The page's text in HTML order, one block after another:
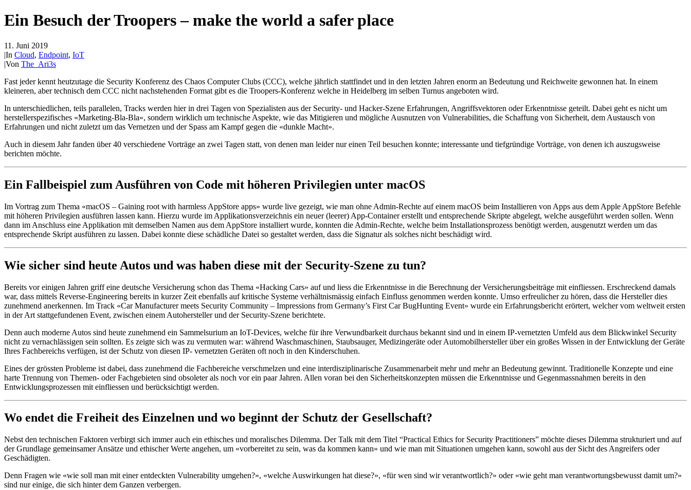
Ein Besuch der Troopers – make the world a safer place
11. Juni 2019
|In Cloud, Endpoint, IoT
|Von The_Ari3s
Fast jeder kennt heutzutage die Security Konferenz des Chaos Computer Clubs (CCC), welche jährlich stattfindet und in den letzten Jahren enorm an Bedeutung und Reichweite gewonnen hat. In einem
kleineren, aber technisch dem CCC nicht nachstehenden Format gibt es die Troopers-Konferenz welche in Heidelberg im selben Turnus angeboten wird.
In unterschiedlichen, teils parallelen, Tracks werden hier in drei Tagen von Spezialisten aus der Security- und Hacker-Szene Erfahrungen, Angriffsvektoren oder Erkenntnisse geteilt. Dabei geht es nicht um
herstellerspezifisches «Marketing-Bla-Bla», sondern wirklich um technische Aspekte, wie das Mitigieren und mögliche Ausnutzen von Vulnerabilities, die Schaffung von Sicherheit, dem Austausch von
Erfahrungen und nicht zuletzt um das Vernetzen und der Spass am Kampf gegen die «dunkle Macht».
Auch in diesem Jahr fanden über 40 verschiedene Vorträge an zwei Tagen statt, von denen man leider nur einen Teil besuchen konnte; interessante und tiefgründige Vorträge, von denen ich auszugsweise
berichten möchte.
Ein Fallbeispiel zum Ausführen von Code mit höheren Privilegien unter macOS
Im Vortrag zum Thema «macOS – Gaining root with harmless AppStore apps» wurde live gezeigt, wie man ohne Admin-Rechte auf einem macOS beim Installieren von Apps aus dem Apple AppStore Befehle
mit höheren Privilegien ausführen lassen kann. Hierzu wurde im Applikationsverzeichnis ein neuer (leerer) App-Container erstellt und entsprechende Skripte abgelegt, welche ausgeführt werden sollen. Wenn
dann im Anschluss eine Applikation mit demselben Namen aus dem AppStore installiert wurde, konnten die Admin-Rechte, welche beim Installationsprozess benötigt werden, ausgenutzt werden um das
entsprechende Skript ausführen zu lassen. Dabei konnte diese schädliche Datei so gestaltet werden, dass die Signatur als solches nicht beschädigt wird.
Wie sicher sind heute Autos und was haben diese mit der Security-Szene zu tun?
Bereits vor einigen Jahren griff eine deutsche Versicherung schon das Thema «Hacking Cars» auf und liess die Erkenntnisse in die Berechnung der Versicherungsbeiträge mit einfliessen. Erschreckend damals
war, dass mittels Reverse-Engineering bereits in kurzer Zeit ebenfalls auf kritische Systeme verhältnismässig einfach Einfluss genommen werden konnte. Umso erfreulicher zu hören, dass die Hersteller dies
zunehmend anerkennen. Im Track «Car Manufacturer meets Security Community – Impressions from Germany’s First Car BugHunting Event» wurde ein Erfahrungsbericht erörtert, welcher vom weltweit ersten
in der Art stattgefundenen Event, zwischen einem Autohersteller und der Security-Szene berichtete.
Denn auch moderne Autos sind heute zunehmend ein Sammelsurium an IoT-Devices, welche für ihre Verwundbarkeit durchaus bekannt sind und in einem IP-vernetzten Umfeld aus dem Blickwinkel Security
nicht zu vernachlässigen sein sollten. Es zeigte sich was zu vermuten war: während Waschmaschinen, Staubsauger, Medizingeräte oder Automobilhersteller über ein großes Wissen in der Entwicklung der Geräte
Ihres Fachbereichs verfügen, ist der Schutz von diesen IP- vernetzten Geräten oft noch in den Kinderschuhen.
Eines der grössten Probleme ist dabei, dass zunehmend die Fachbereiche verschmelzen und eine interdisziplinarische Zusammenarbeit mehr und mehr an Bedeutung gewinnt. Traditionelle Konzepte und eine
harte Trennung von Themen- oder Fachgebieten sind obsoleter als noch vor ein paar Jahren. Allen voran bei den Sicherheitskonzepten müssen die Erkenntnisse und Gegenmassnahmen bereits in den
Entwicklungsprozessen mit einfliessen und berücksichtigt werden.
Wo endet die Freiheit des Einzelnen und wo beginnt der Schutz der Gesellschaft?
Nebst den technischen Faktoren verbirgt sich immer auch ein ethisches und moralisches Dilemma. Der Talk mit dem Titel “Practical Ethics for Security Practitioners” möchte dieses Dilemma strukturiert und auf
der Grundlage gemeinsamer Ansätze und ethischer Werte angehen, um «vorbereitet zu sein, was da kommen kann» und wie man mit Situationen umgehen kann, sowohl aus der Sicht des Angreifers oder
Geschädigten.
Denn Fragen wie «wie soll man mit einer entdeckten Vulnerability umgehen?», «welche Auswirkungen hat diese?», «für wen sind wir verantwortlich?» oder «wie geht man verantwortungsbewusst damit um?»
sind nur einige, die sich hinter dem Ganzen verbergen.